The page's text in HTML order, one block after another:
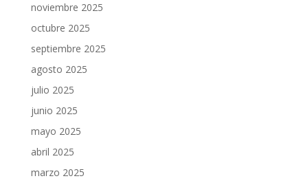
noviembre 2025
octubre 2025
septiembre 2025
agosto 2025
julio 2025
junio 2025
mayo 2025
abril 2025
marzo 2025